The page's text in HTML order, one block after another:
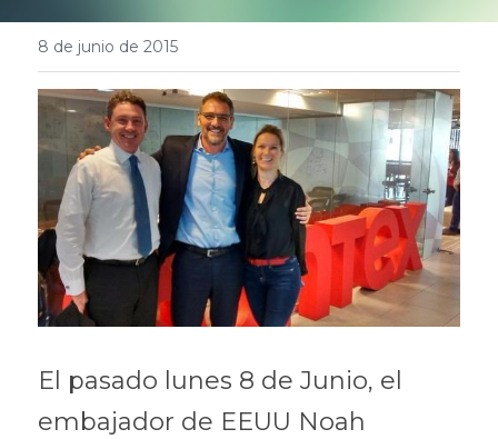
8 de junio de 2015
El pasado lunes 8 de Junio, el
embajador de EEUU Noah